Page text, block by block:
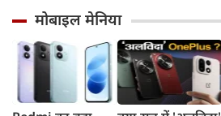
जानिए भारत छोड़ो
आंदोलन की कहानी
मोबाइल मेनिया